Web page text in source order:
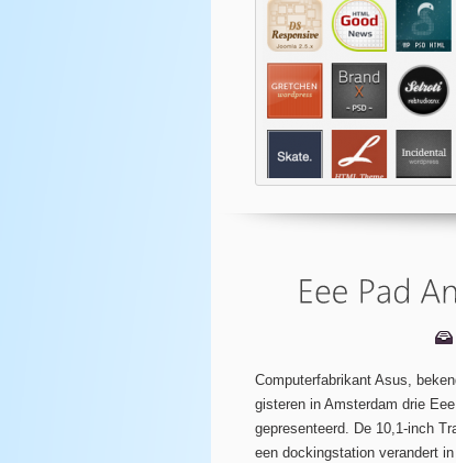
Computerfabrikant Asus,
gisteren in Amsterdam drie
gepresenteerd. De 10,1-inch
een dockingstation verandert